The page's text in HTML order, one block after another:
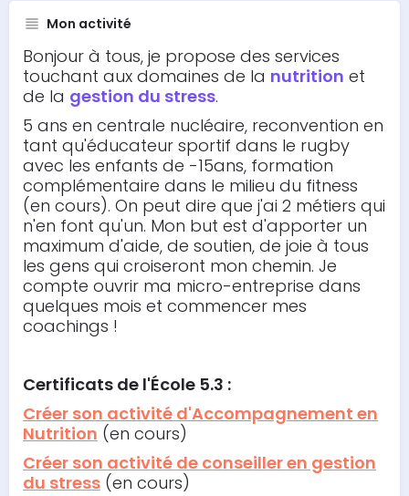
Mon activité
Bonjour à tous, je propose des services
touchant aux domaines de la nutrition et
de la gestion du stress.
5 ans en centrale nucléaire, reconvention en
tant qu'éducateur sportif dans le rugby
avec les enfants de -15ans, formation
complémentaire dans le milieu du fitness
(en cours). On peut dire que j'ai 2 métiers qui
n'en font qu'un. Mon but est d'apporter un
maximum d'aide, de soutien, de joie à tous
les gens qui croiseront mon chemin. Je
compte ouvrir ma micro-entreprise dans
quelques mois et commencer mes
coachings !
Certificats de l'École 5.3 :
Créer son activité d'Accompagnement en
Nutrition (en cours)
Créer son activité de conseiller en gestion
du stress (en cours)